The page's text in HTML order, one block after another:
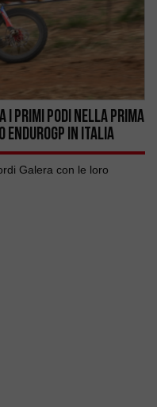
I PRIMI PODI NELLA PRIMA
ENDUROGP IN ITALIA
Galera con le loro